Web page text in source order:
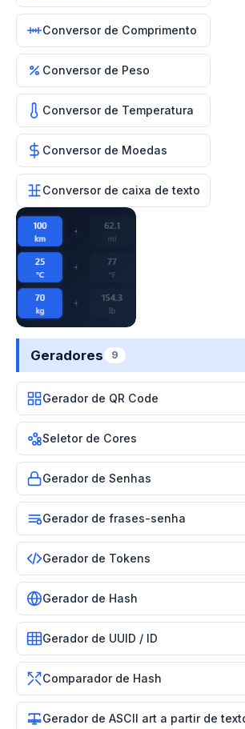
Conversor de Comprimento
Conversor de Peso
Conversor de Temperatura
Conversor de Moedas
Conversor de caixa de texto
Geradores 9
Gerador de QR Code
Seletor de Cores
Gerador de Senhas
Gerador de frases-senha
Gerador de Tokens
Gerador de Hash
Gerador de UUID / ID
Comparador de Hash
Gerador de ASCII art a partir de